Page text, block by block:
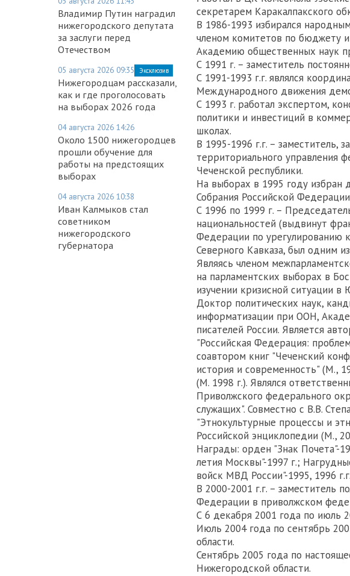
Владимир Путин наградил
нижегородского депутата
за заслуги перед
Отечеством
05 августа 2026 09:35 Эксклюзив
Нижегородцам рассказали,
как и где проголосовать
на выборах 2026 года
04 августа 2026 14:26
Около 1500 нижегородцев
прошли обучение для
работы на предстоящих
выборах
04 августа 2026 10:38
Иван Калмыков стал
советником
нижегородского
губернатора
секретарем Каракалпакского
В 1986-1993 избирался
членом комитетов по бюджету и
Академию общественных наук
С 1991 г. – заместитель
С 1991-1993 г.г. являлся
Международного движения
С 1993 г. работал экспертом,
политики и инвестиций в
школах.
В 1995-1996 г.г. – заместитель,
территориального управления
Чеченской республики.
На выборах в 1995 году избран
Собрания Российской
С 1996 по 1999 г. –
национальностей (выдвинут
Федерации по урегулированию
Северного Кавказа, был одним
Являясь членом
на парламентских выборах в
изучении кризисной ситуации в
Доктор политических наук,
информатизации при ООН,
писателей России. Является
"Российская Федерация:
соавтором книг "Чеченский
история и современность" (М.,
(М. 1998 г.). Являлся
Приволжского федерального
служащих". Совместно с В.В.
"Этнокультурные процессы и
Российской энциклопедии (М.,
Награды: орден "Знак Почета"-
летия Москвы"-1997 г.;
войск МВД России"-1995, 1996
В 2000-2001 г.г. – заместитель
Федерации в приволжском
С 6 декабря 2001 года по июль
Июль 2004 года по сентябрь
области.
Сентябрь 2005 года по
Нижегородской области.